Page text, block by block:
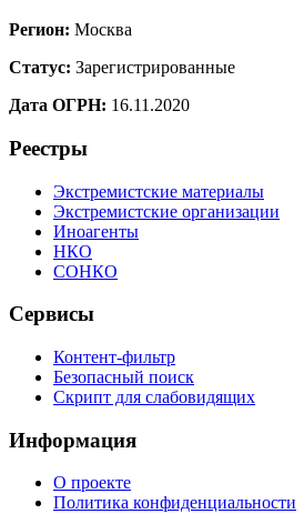
Регион: Москва
Статус: Зарегистрированные
Дата ОГРН: 16.11.2020
Реестры
Экстремистские материалы
Экстремистские организации
Иноагенты
НКО
СОНКО
Сервисы
Контент-фильтр
Безопасный поиск
Скрипт для слабовидящих
Информация
О проекте
Политика конфиденциальности